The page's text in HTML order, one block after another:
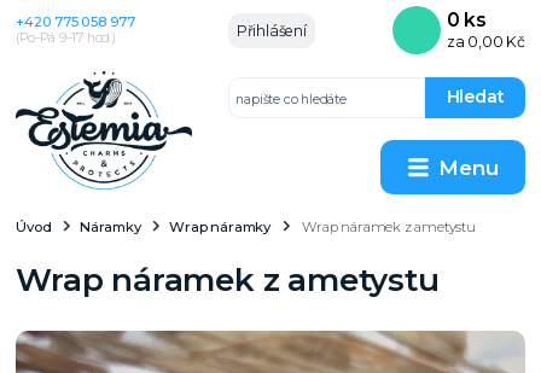
Menu
Přihlášení
Hledat
+420 775 058 977
(Po–Pá 9–17 hod.)
0 ks
za 0,00 Kč
Úvod Náramky Wrap náramky Wrap náramek z ametystu
Wrap náramek z ametystu